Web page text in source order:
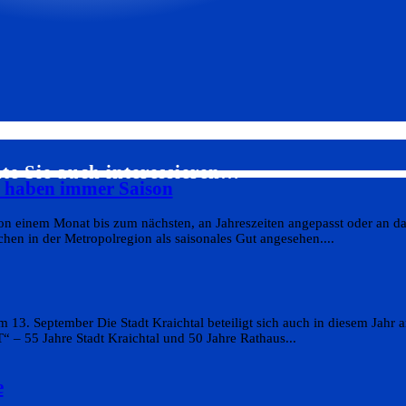
Sie auch interessieren…
immer Saison
Monat bis zum nächsten, an Jahreszeiten angepasst oder an
in der Metropolregion als saisonales Gut angesehen....
September Die Stadt Kraichtal beteiligt sich auch in diesem Jahr
55 Jahre Stadt Kraichtal und 50 Jahre Rathaus...